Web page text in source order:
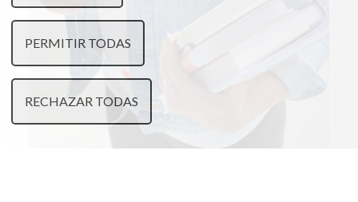
PERMITIR TODAS
RECHAZAR TODAS